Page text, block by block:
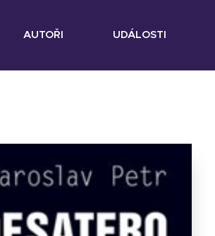
AUTOŘI UDÁLOSTI